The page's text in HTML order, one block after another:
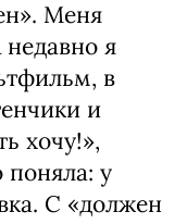
Меня
недавно я
в
и
хочу!»,
поняла: у
С «должен